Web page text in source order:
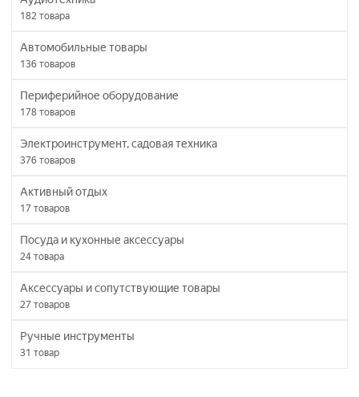
182 товара
Автомобильные товары
136 товаров
Периферийное оборудование
178 товаров
Электроинструмент, садовая техника
376 товаров
Активный отдых
17 товаров
Посуда и кухонные аксессуары
24 товара
Аксессуары и сопутствующие товары
27 товаров
Ручные инструменты
31 товар